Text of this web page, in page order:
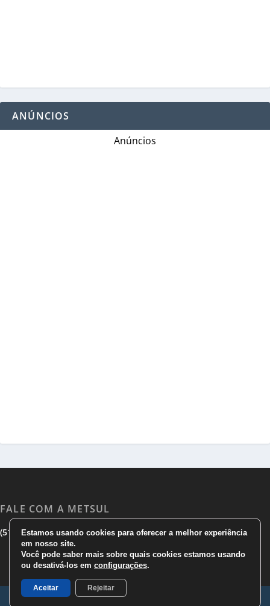
ANÚNCIOS
Anúncios
FALE COM A METSUL
(51) 3533 1983|(51)3785 7752|comercial@metsul.com
Estamos usando cookies para oferecer a melhor experiência
em nosso site.
Você pode saber mais sobre quais cookies estamos usando
ou desativá-los em configurações.
Aceitar Rejeitar